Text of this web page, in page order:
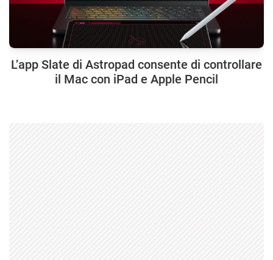
L’app Slate di Astropad consente di controllare
il Mac con iPad e Apple Pencil